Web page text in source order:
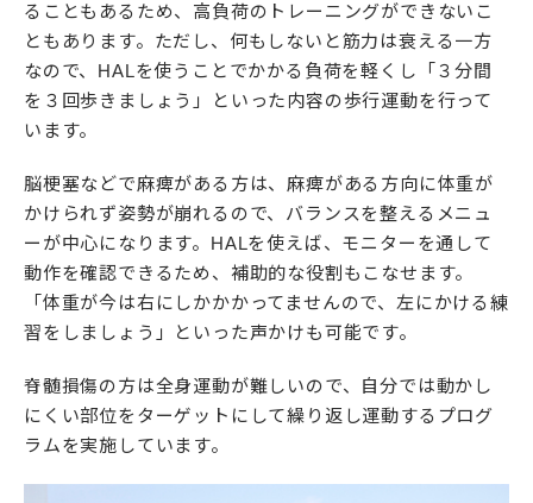
ることもあるため、高負荷のトレーニングができないこ
ともあります。ただし、何もしないと筋力は衰える一方
なので、HALを使うことでかかる負荷を軽くし「３分間
を３回歩きましょう」といった内容の歩行運動を行って
います。
脳梗塞などで麻痺がある方は、麻痺がある方向に体重が
かけられず姿勢が崩れるので、バランスを整えるメニュ
ーが中心になります。HALを使えば、モニターを通して
動作を確認できるため、補助的な役割もこなせます。
「体重が今は右にしかかかってませんので、左にかける練
習をしましょう」といった声かけも可能です。
脊髄損傷の方は全身運動が難しいので、自分では動かし
にくい部位をターゲットにして繰り返し運動するプログ
ラムを実施しています。